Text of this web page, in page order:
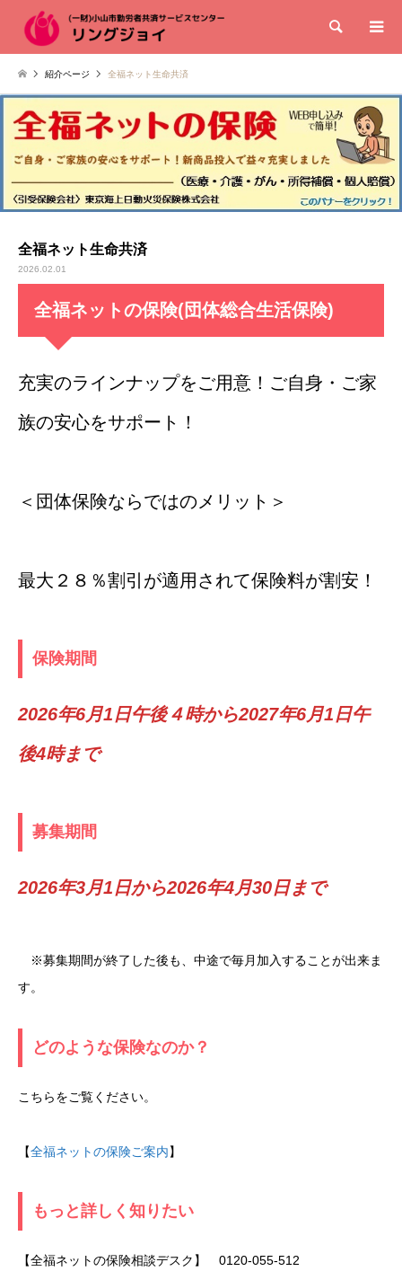
検索
紹介ページ 全福ネット生命共済
全福ネット生命共済
2026.02.01
全福ネットの保険(団体総合生活保険)
充実のラインナップをご用意！ご自身・ご家
族の安心をサポート！
＜団体保険ならではのメリット＞
最大２８％割引が適用されて保険料が割安！
保険期間
2026年6月1日午後４時から2027年6月1日午
後4時まで
募集期間
2026年3月1日から2026年4月30日まで
※募集期間が終了した後も、中途で毎月加入することが出来ま
す。
どのような保険なのか？
こちらをご覧ください。
【全福ネットの保険ご案内】
もっと詳しく知りたい
【全福ネットの保険相談デスク】 0120-055-512